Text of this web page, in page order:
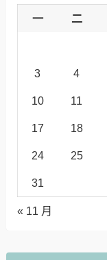
一 二
3 4
10 11
17 18
24 25
31
« 11 月